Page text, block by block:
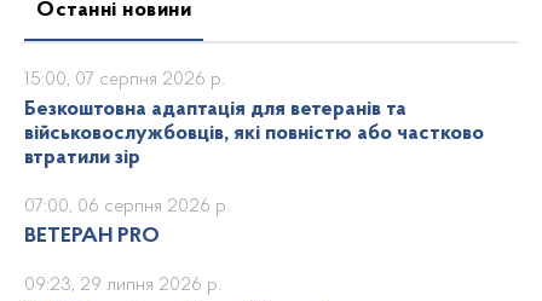
Останні новини
Безкоштовна адаптація для ветеранів та
військовослужбовців, які повністю або частково
втратили зір
15:00, 07 серпня 2026 р.
ВЕТЕРАН PRO
07:00, 06 серпня 2026 р.
09:23, 29 липня 2026 р.